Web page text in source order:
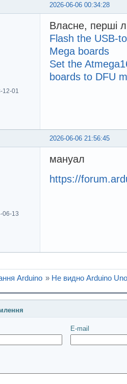
2026-06-06 00:34:28
12-01
Власне, перші
Flash the USB-
Mega boards
Set the
boards to DFU
2026-06-06 21:56:45
06-13
мануал
https://
Arduino » Не видно Arduino
і натисніть Надіслати
E-mail